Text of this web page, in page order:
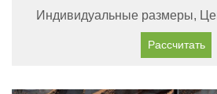
Индивидуальные размеры,
Рассчитать